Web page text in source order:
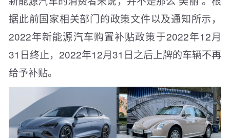
据此前国家相关部门的政策文件以及通知所示，
2022年新能源汽车购置补贴政策于2022年12月
31日终止，2022年12月31日之后上牌的车辆不再
给予补贴。